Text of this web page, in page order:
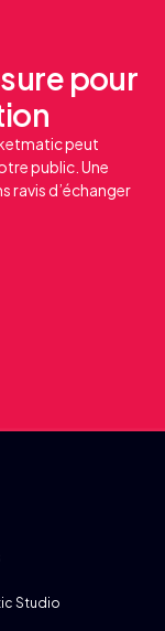
pour
peut
public. Une
ravis d’échanger
Studio